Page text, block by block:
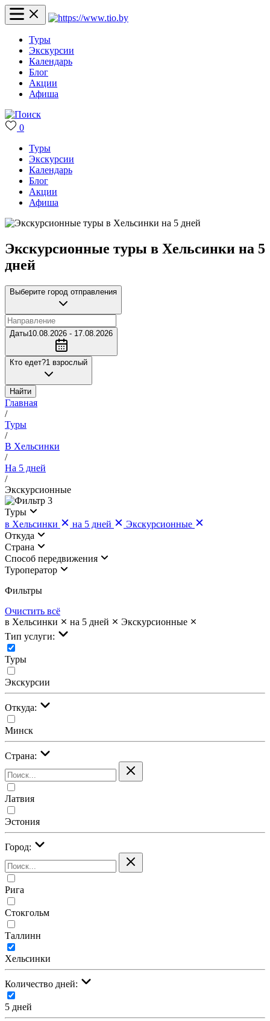
Туры
Экскурсии
Календарь
Блог
Акции
Афиша
0
Туры
Экскурсии
Календарь
Блог
Акции
Афиша
Экскурсионные туры в Хельсинки на 5
дней
Выберите город отправления
Даты10.08.2026 - 17.08.2026
Кто едет?1 взрослый
Найти
Главная
/
Туры
/
В Хельсинки
/
На 5 дней
/
Экскурсионные
3
Туры
в Хельсинки
на 5 дней
Экскурсионные
Откуда
Страна
Cпособ передвижения
Туроператор
Фильтры
Очистить всё
в Хельсинки
на 5 дней
Экскурсионные
Тип услуги:
Туры
Экскурсии
Откуда:
Минск
Страна:
Латвия
Эстония
Город:
Рига
Стокгольм
Таллинн
Хельсинки
Количество дней:
5 дней